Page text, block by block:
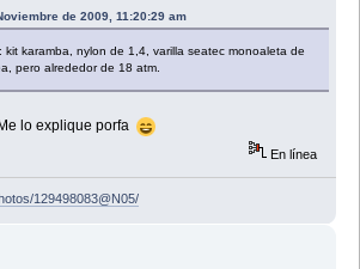
de 2009, 11:20:29 am
kit karamba, nylon de 1,4, varilla seatec monoaleta de
pero alrededor de 18 atm.
lo explique porfa
En línea
129498083@N05/